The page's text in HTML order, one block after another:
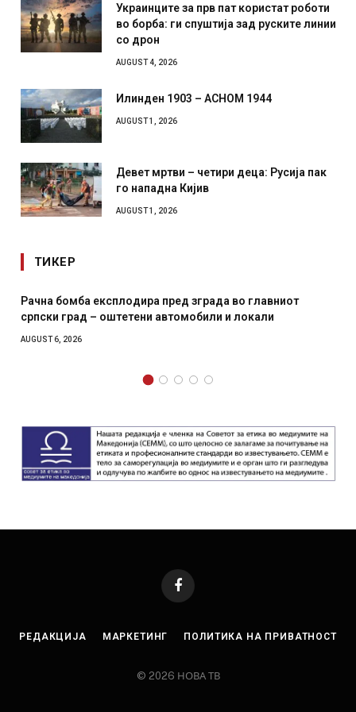
Украинците за прв пат користат роботи
во борба: ги спуштија зад руските линии
со дрон
AUGUST 4, 2026
Илинден 1903 – АСНОМ 1944
AUGUST 1, 2026
Девет мртви – четири деца: Русија пак
го нападна Кијив
AUGUST 1, 2026
ТИКЕР
И Данска се милитарилизира – воведува нова 11-
месечна воена
AUGUST 4, 2026
Facebook
РЕДАКЦИЈА МАРКЕТИНГ ПОЛИТИКА НА ПРИВАТНОСТ
© 2026 НОВА ТВ